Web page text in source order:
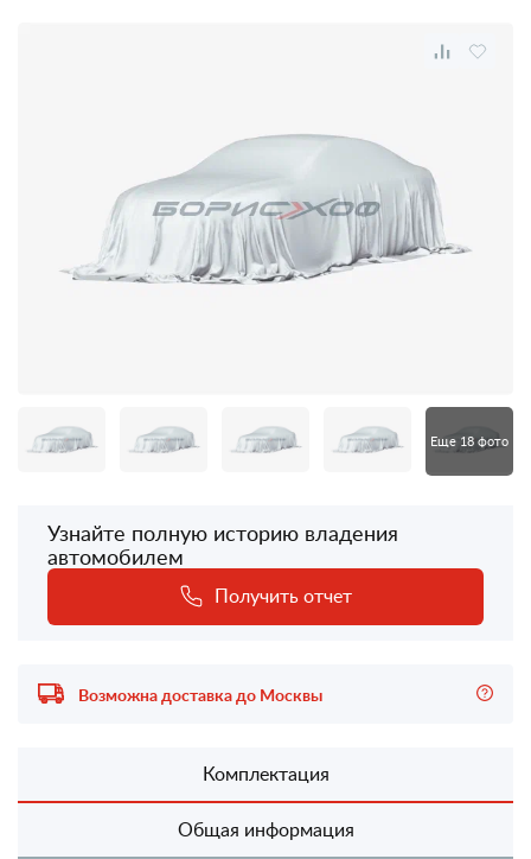
Еще 18 фото
Узнайте полную историю владения
автомобилем
Получить отчет
Возможна доставка до Москвы
Комплектация
Общая информация